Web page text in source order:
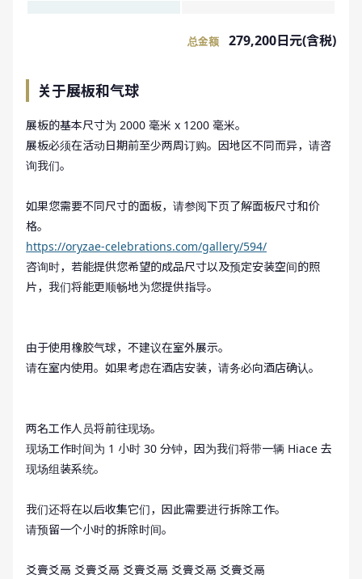
总金额 279,200日元(含税)
关于展板和气球
展板的基本尺寸为 2000 毫米 x 1200 毫米。
展板必须在活动日期前至少两周订购。因地区不同而异，请咨
询我们。
如果您需要不同尺寸的面板，请参阅下页了解面板尺寸和价
格。
https://oryzae-celebrations.com/gallery/594/
咨询时，若能提供您希望的成品尺寸以及预定安装空间的照
片，我们将能更顺畅地为您提供指导。
由于使用橡胶气球，不建议在室外展示。
请在室内使用。如果考虑在酒店安装，请务必向酒店确认。
两名工作人员将前往现场。
现场工作时间为 1 小时 30 分钟，因为我们将带一辆 Hiace 去
现场组装系统。
我们还将在以后收集它们，因此需要进行拆除工作。
请预留一个小时的拆除时间。
爻賷爻鬲 爻賷爻鬲 爻賷爻鬲 爻賷爻鬲 爻賷爻鬲